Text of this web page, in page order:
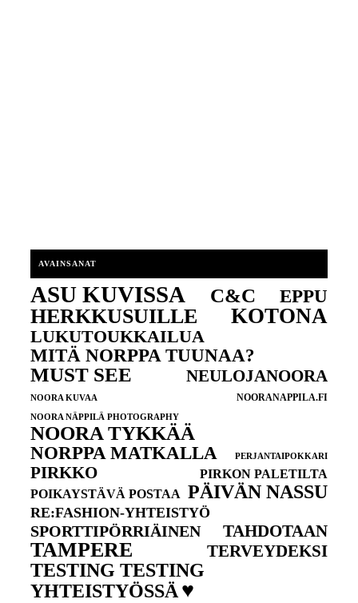
AVAINSANAT
ASU KUVISSA C&C EPPU
HERKKUSUILLE KOTONA
LUKUTOUKKAILUA
MITÄ NORPPA TUUNAA?
MUST SEE NEULOJANOORA
NOORA KUVAA NOORANAPPILA.FI
NOORA NÄPPILÄ PHOTOGRAPHY
NOORA TYKKÄÄ
NORPPA MATKALLA PERJANTAIPOKKARI
PIRKKO
PIRKON PALETILTA
POIKAYSTÄVÄ POSTAA PÄIVÄN NASSU
RE:FASHION-YHTEISTYÖ
SPORTTIPÖRRIÄINEN TAHDOTAAN
TAMPERE TERVEYDEKSI
TESTING TESTING
YHTEISTYÖSSÄ ♥